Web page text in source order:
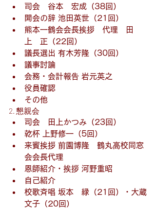
司会　谷本　宏成（38回）
開会の辞 池田英世（21回）
熊本一鶴会会長挨拶　代理　田
上　正（22回）
議長選出 有木芳隆（30回）
議事討論
会務・会計報告 岩元英之
役員確認
その他
2. 懇親会
司会　田上かつみ（23回）
乾杯 上野修一（5回）
来賓挨拶 前園博隆　鶴丸高校同窓
会会長代理
恩師紹介・挨拶 河野重昭
自己紹介
校歌斉唱 坂本　緑（21回）・大蔵
文子（20回）